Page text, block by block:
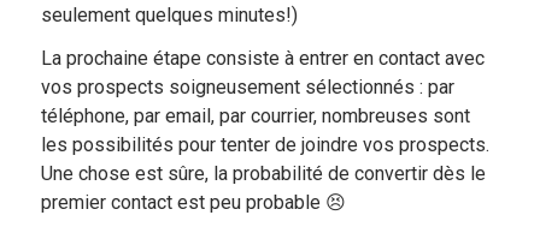
seulement quelques minutes!)
La prochaine étape consiste à entrer en contact avec
vos prospects soigneusement sélectionnés : par
téléphone, par email, par courrier, nombreuses sont
les possibilités pour tenter de joindre vos prospects.
Une chose est sûre, la probabilité de convertir dès le
premier contact est peu probable 😣